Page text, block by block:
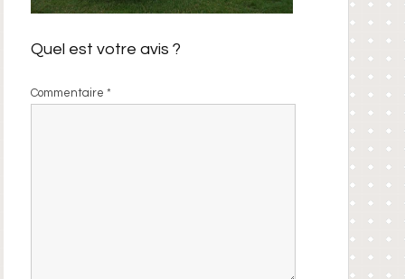
Quel est votre avis ?
Commentaire*